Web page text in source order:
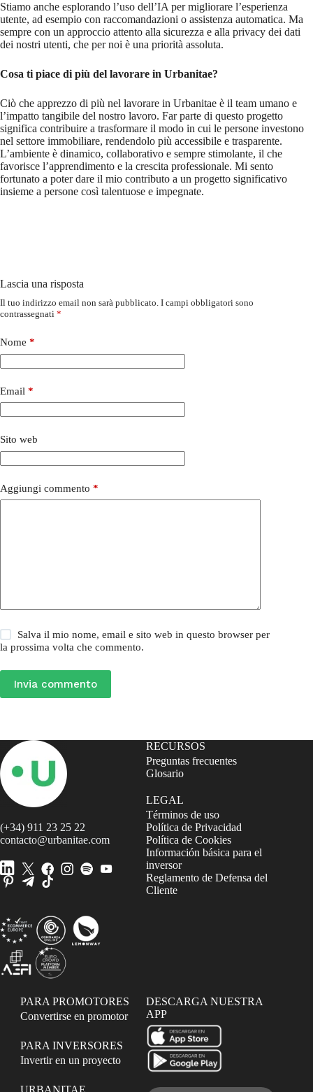
Stiamo anche esplorando l’uso dell’IA per migliorare l’esperienza
utente, ad esempio con raccomandazioni o assistenza automatica. Ma
sempre con un approccio attento alla sicurezza e alla privacy dei dati
dei nostri utenti, che per noi è una priorità assoluta.
Cosa ti piace di più del lavorare in Urbanitae?
Ciò che apprezzo di più nel lavorare in Urbanitae è il team umano e
l’impatto tangibile del nostro lavoro. Far parte di questo progetto
significa contribuire a trasformare il modo in cui le persone investono
nel settore immobiliare, rendendolo più accessibile e trasparente.
L’ambiente è dinamico, collaborativo e sempre stimolante, il che
favorisce l’apprendimento e la crescita professionale. Mi sento
fortunato a poter dare il mio contributo a un progetto significativo
insieme a persone così talentuose e impegnate.
Lascia una risposta
Il tuo indirizzo email non sarà pubblicato. I campi obbligatori sono
contrassegnati *
Nome *
Email *
Sito web
Aggiungi commento *
Salva il mio nome, email e sito web in questo browser per
la prossima volta che commento.
Invia commento
(+34) 911 23 25 22
contacto@urbanitae.com
RECURSOS
Preguntas frecuentes
Glosario
LEGAL
Términos de uso
Política de Privacidad
Política de Cookies
Información básica para el
inversor
Reglamento de Defensa del
Cliente
PARA PROMOTORES
Convertirse en promotor
PARA INVERSORES
Invertir en un proyecto
URBANITAE
DESCARGA NUESTRA
APP